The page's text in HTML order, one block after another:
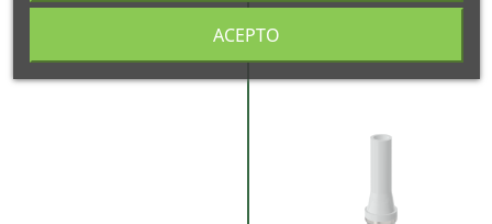
ACEPTO